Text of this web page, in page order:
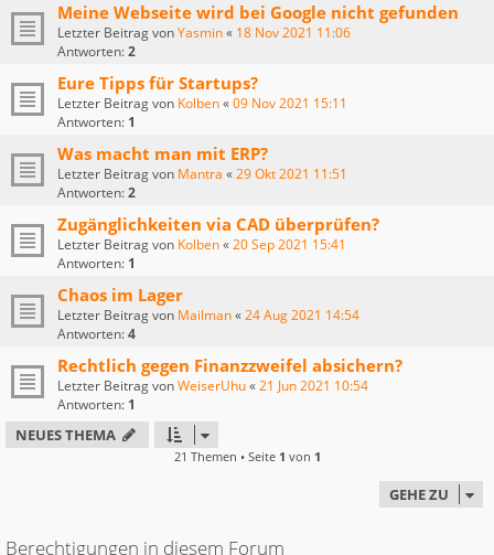
Meine Webseite wird bei Google nicht gefunden
Letzter Beitrag vonYasmin« 18 Nov 2021 11:06
Antworten:2
Eure Tipps für Startups?
Letzter Beitrag von Kolben«09 Nov 2021 15:11
Antworten: 1
Was macht man mit ERP?
Letzter Beitrag von Mantra «29 Okt 2021 11:51
Antworten:2
Zugänglichkeiten via CAD überprüfen?
Letzter Beitrag von Kolben«20 Sep 2021 15:41
Antworten: 1
Chaos im Lager
Letzter Beitrag von Mailman«24 Aug 2021 14:54
Antworten:4
Rechtlich gegen Finanzzweifel absichern?
Letzter Beitrag vonWeiserUhu«21 Jun 2021 10:54
Antworten: 1
NEUES THEMA
21 Themen • Seite 1 von 1
GEHE ZU
Berechtigungen in diesem Forum